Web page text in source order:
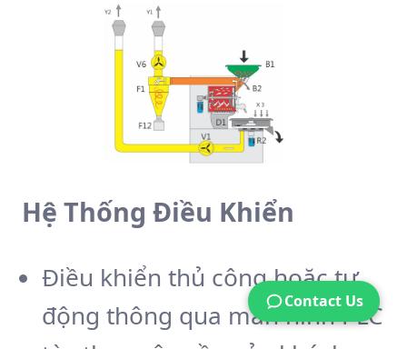
Hệ Thống Điều Khiển
Điều khiển thủ công hoặc tự
động thông qua màn hình PLC
Contact Us